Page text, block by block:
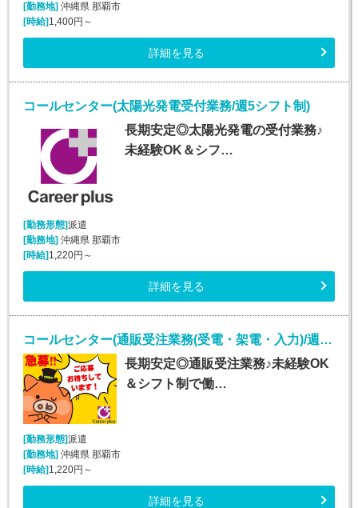
[勤務地] 沖縄県 那覇市
[時給] 1,400円～
詳細を見る
コールセンター(太陽光発電受付業務/週5シフト制)
長期安定◎太陽光発電の受付業務♪
未経験OK＆シフ…
[勤務形態]派遣
[勤務地] 沖縄県 那覇市
[時給] 1,220円～
詳細を見る
コールセンター(通販受注業務(受電・架電・入力)/週5シフト制)
長期安定◎通販受注業務♪未経験OK
＆シフト制で働…
[勤務形態]派遣
[勤務地]沖縄県 那覇市
[時給]1,220円～
詳細を見る